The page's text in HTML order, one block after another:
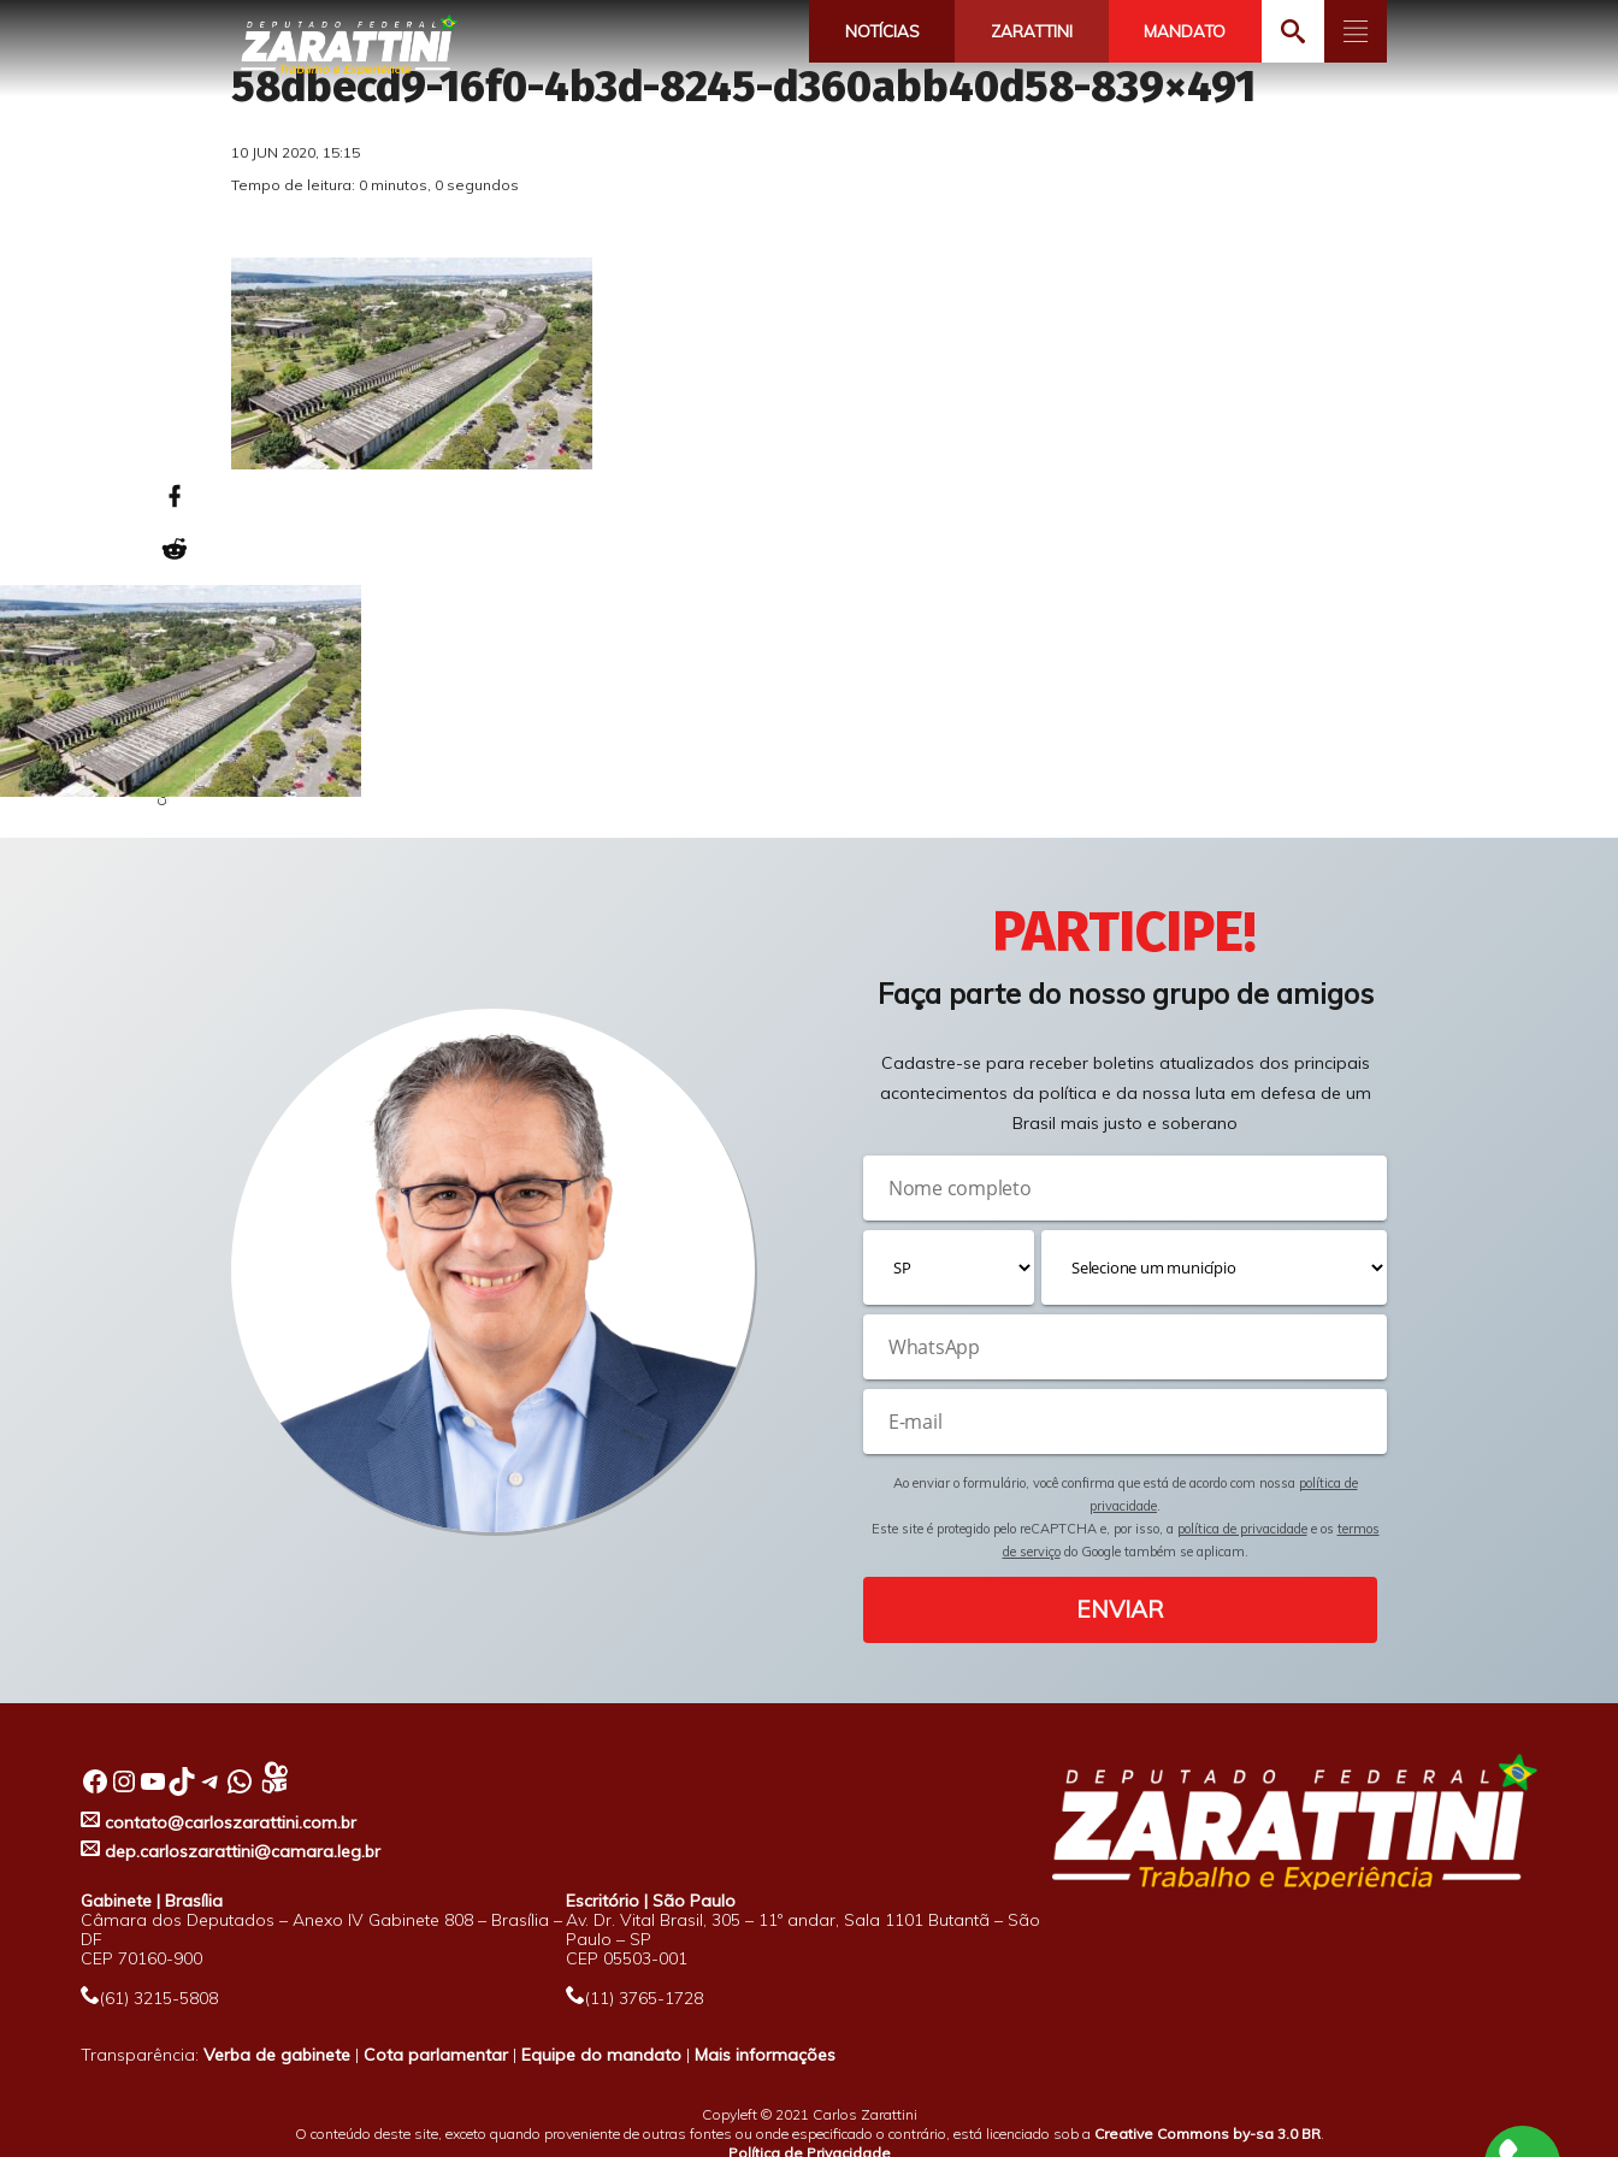
NOTÍCIAS ZARATTINI MANDATO
58dbecd9-16f0-4b3d-8245-d360abb40d58-839×491
10 JUN 2020, 15:15
Tempo de leitura: 0 minutos, 0 segundos
PARTICIPE!
Faça parte do nosso grupo de amigos
Cadastre-se para receber boletins atualizados dos principais
acontecimentos da política e da nossa luta em defesa de um
Brasil mais justo e soberano
Ao enviar o formulário, você confirma que está de acordo com nossa política de
privacidade
Este site é protegido pelo reCAPTCHA e, por isso, a política de privacidadee os termos
de serviçodo Google também se aplicam.
ENVIAR
Facebook InstagramYoutube TikTok Telegram WhatsApp
contato@carloszarattini.com.br
dep.carloszarattini@camara.leg.br
Gabinete | Brasília
Câmara dos Deputados – Anexo IV Gabinete 808 – Brasília –
DF
CEP 70160-900
(61) 3215-5808
Escritório | São Paulo
Av. Dr. Vital Brasil, 305 – 11º andar, Sala 1101 Butantã – São
Paulo – SP
CEP 05503-001
(11) 3765-1728
Transparência:Verba de gabinete |Cota parlamentar|Equipe do mandato |Mais informações
Copyleft © 2021 Carlos Zarattini
O conteúdo deste site, exceto quando proveniente de outras fontes ou onde especificado o contrário, está licenciado sob a Creative Commons by-sa 3.0 BR.
Política de Privacidade